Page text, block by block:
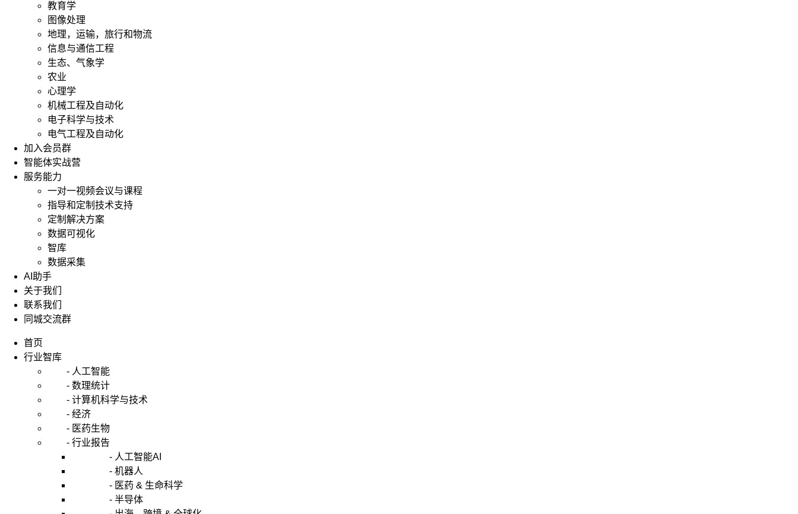
教育学
图像处理
地理，运输，旅行和物流
信息与通信工程
生态、气象学
农业
心理学
机械工程及自动化
电子科学与技术
电气工程及自动化
加入会员群
智能体实战营
服务能力
一对一视频会议与课程
指导和定制技术支持
定制解决方案
数据可视化
智库
数据采集
AI助手
关于我们
联系我们
同城交流群
首页
行业智库
- 人工智能
- 数理统计
- 计算机科学与技术
- 经济
- 医药生物
- 行业报告
- 人工智能AI
- 机器人
- 医药 & 生命科学
- 半导体